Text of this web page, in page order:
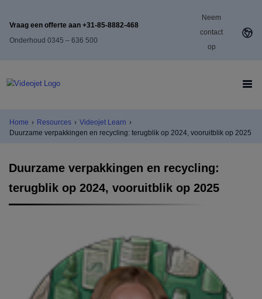
Vraag een offerte aan +31-85-8882-468
Onderhoud 0345 – 636 500
Neem
contact
op
Home › Resources › Videojet Learn ›
Duurzame verpakkingen en recycling: terugblik op 2024, vooruitblik op 2025
Duurzame verpakkingen en recycling:
terugblik op 2024, vooruitblik op 2025